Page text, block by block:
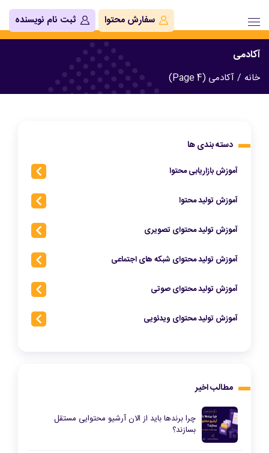
سفارش محتوا ثبت نام نویسنده
آکادمی
خانه / آکادمی (Page 4)
دسته بندی ها
آموزش بازاریابی محتوا
آموزش تولید محتوا
آموزش تولید محتوای تصویری
آموزش تولید محتوای شبکه‌ های اجتماعی
آموزش تولید محتوای صوتی
آموزش تولید محتوای ویدئویی
مطالب اخیر
چرا برندها باید از الان آرشیو محتوایی مستقل
بسازند؟